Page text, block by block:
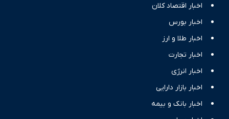
اخبار اقتصاد کلان
اخبار بورس
اخبار طلا و ارز
اخبار تجارت
اخبار انرژی
اخبار بازار دارایی
اخبار بانک و بیمه